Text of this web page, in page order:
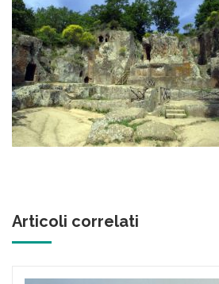
Articoli correlati